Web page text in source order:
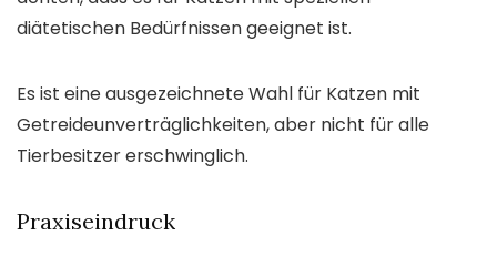
diätetischen Bedürfnissen geeignet ist.
Es ist eine ausgezeichnete Wahl für Katzen mit
Getreideunverträglichkeiten, aber nicht für alle
Tierbesitzer erschwinglich.
Praxiseindruck